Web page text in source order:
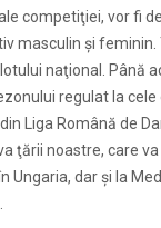
competiţiei, vor fi
masculin și
naţional. Până
regulat la
Liga Română de
ţării noastre, care va
Ungaria, dar și la